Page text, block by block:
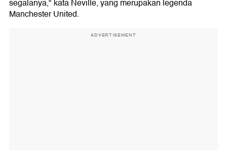
segalanya," kata Neville, yang merupakan legenda
Manchester United.
ADVERTISEMENT